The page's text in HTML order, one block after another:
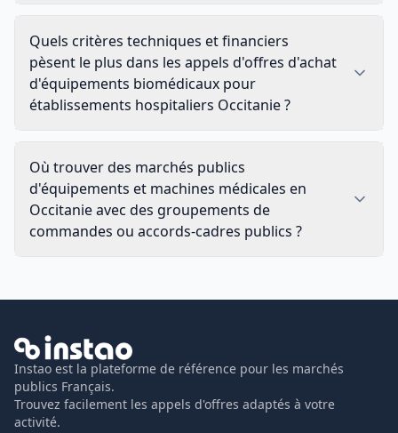
Quels critères techniques et financiers
pèsent le plus dans les appels d'offres d'achat
d'équipements biomédicaux pour
établissements hospitaliers Occitanie ?
Où trouver des marchés publics
d'équipements et machines médicales en
Occitanie avec des groupements de
commandes ou accords-cadres publics ?
Instao est la plateforme de référence pour les marchés
publics Français.
Trouvez facilement les appels d'offres adaptés à votre
activité.